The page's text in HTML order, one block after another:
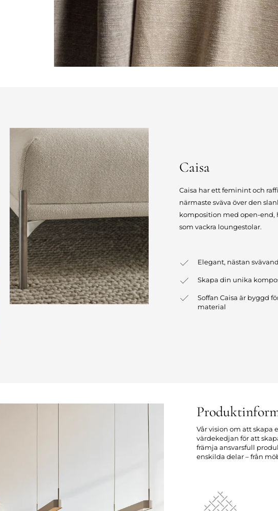
Caisa
Caisa har ett feminint och
närmaste sväva över den
komposition med open-end,
som vackra loungestolar.
Elegant, nästan
Skapa din unika
Soffan Caisa är byggd
material
Vår vision om att skapa
värdekedjan för att
främja ansvarsfull
enskilda delar – från